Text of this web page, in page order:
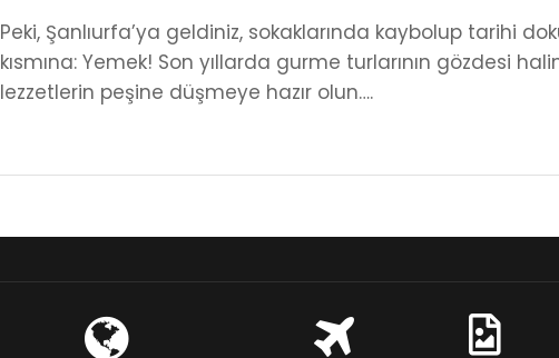
Peki, Şanlıurfa’ya geldiniz, sokaklarında kaybolup tarihi
kısmına: Yemek! Son yıllarda gurme turlarının gözdesi
lezzetlerin peşine düşmeye hazır olun….